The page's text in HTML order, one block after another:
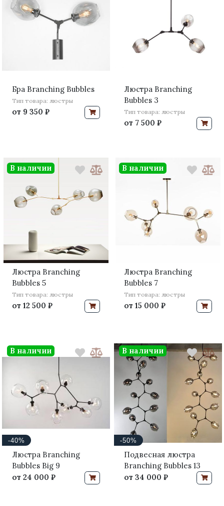
Бра Branching Bubbles
Тип товара: люстры
от 9 350 ₽
Люстра Branching
Bubbles 3
Тип товара: люстры
от 7 500 ₽
Люстра Branching
Bubbles 5
Тип товара: люстры
от 12 500 ₽
В наличии
Люстра Branching
Bubbles 7
Тип товара: люстры
от 15 000 ₽
В наличии
-40%
Люстра Branching
Bubbles Big 9
от 24 000 ₽
В наличии
-50%
Подвесная люстра
Branching Bubbles 13
от 34 000 ₽
В наличии